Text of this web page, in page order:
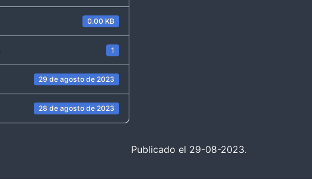
0.00 KB
1
29 de agosto de 2023
28 de agosto de 2023
Publicado el 29-08-2023.